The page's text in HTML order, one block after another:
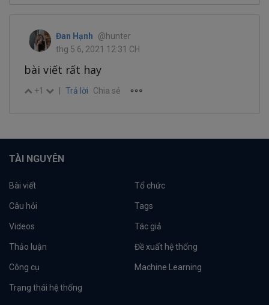
Đan Hạnh
@hunter
thg 5 6, 2021 12:31 CH
bài viết rất hay
+1 Trả lời Chia sẻ
TÀI NGUYÊN
Bài viết Tổ chức
Câu hỏi Tags
Videos Tác giả
Thảo luận Đề xuất hệ thống
Công cụ Machine Learning
Trạng thái hệ thống